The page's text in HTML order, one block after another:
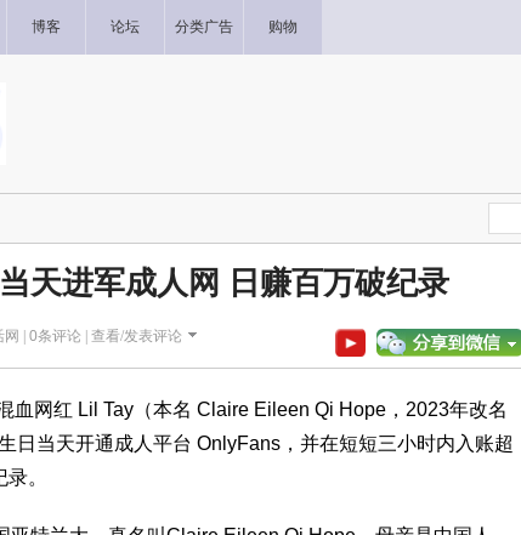
博客 论坛 分类广告 购物
天进军成人网 日赚百万破纪录
| 0条评论 | 查看/发表评论
血网红 Lil Tay（本名 Claire Eileen Qi Hope，2023年改名
日当天开通成人平台 OnlyFans，并在短短三小时内入账超
。